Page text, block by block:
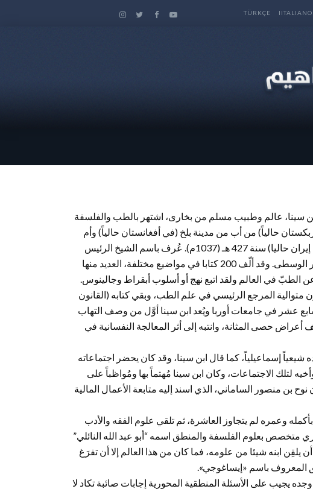
IITALIANO
TÜRKÇE
سينا، عالم وطبيب مسلم من بخارى، اشتهر بالطب والفلسفة
حالياً) من أب من مدينة بلخ (في أفغانستان حالياً) وأم
قروية. ولد سنة 370 هـ (980م) وتوفي في مدينة همدان (في إيران حاليا) سنة 427 هـ (1037م). عُرف باسم الشيخ الرئيس
وسماه الغربيون بأمير الأطباء وأبو الطب الحديث في العصور الوسطى. وقد ألّف 200 كتابا في مواضيع مختلفة، العديد منها
في العالم ولقد اتبع نهج أو أسلوب أبقراط وجالينوس.
المرجع الرئيسي في علم الطب، وبقي كتابه (القانون
عشر في جامعات أوربا ويُعد ابن سينا أوَّل من وصف التهاب
حصى المثانة، وانتبه إلى أثر المعالجة النفسانية في
إسماعيلياً، كما قال ابن سينا، وقد كان يحضر اجتماعاته
لتلك الاجتماعات، وكان ابن سينا مُهتماً بها ومُواظباً على
بن منصور الساماني، الذي اسند إليه متابعة الأعمال المالية
وعمره لم يتجاوز العاشرة، ثم تلقي علوم الفقه والأدب
بعلوم الفلسفة والمنطق اسمه “أبو عبد الله النائلي”
ابنه شيئا من علومه، فما كان من هذا العالم إلا أن تفرَغ
المعروف باسم «إيساغوجي».
يجيب على الأسئلة المنطقية المحورية إجابات صائبة تكاد لا